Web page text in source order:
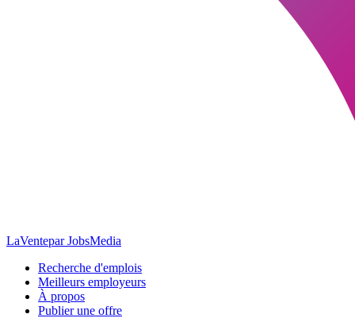
LaVentepar JobsMedia
Recherche d'emplois
Meilleurs employeurs
À propos
Publier une offre